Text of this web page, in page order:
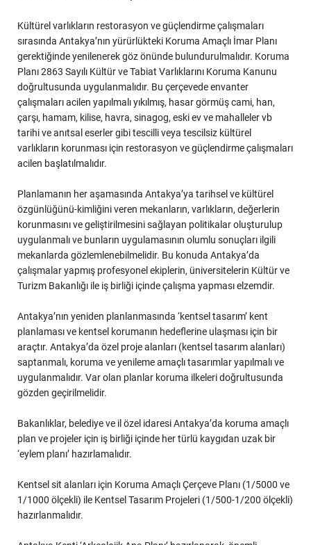
Kültürel varlıkların restorasyon ve güçlendirme çalışmaları
sırasında Antakya’nın yürürlükteki Koruma Amaçlı İmar Planı
gerektiğinde yenilenerek göz önünde bulundurulmalıdır. Koruma
Planı 2863 Sayılı Kültür ve Tabiat Varlıklarını Koruma Kanunu
doğrultusunda uygulanmalıdır. Bu çerçevede envanter
çalışmaları acilen yapılmalı yıkılmış, hasar görmüş cami, han,
çarşı, hamam, kilise, havra, sinagog, eski ev ve mahalleler vb
tarihi ve anıtsal eserler gibi tescilli veya tescilsiz kültürel
varlıkların korunması için restorasyon ve güçlendirme çalışmaları
acilen başlatılmalıdır.
Planlamanın her aşamasında Antakya’ya tarihsel ve kültürel
özgünlüğünü-kimliğini veren mekanların, varlıkların, değerlerin
korunmasını ve geliştirilmesini sağlayan politikalar oluşturulup
uygulanmalı ve bunların uygulamasının olumlu sonuçları ilgili
mekanlarda gözlemlenebilmelidir. Bu konuda Antakya’da
çalışmalar yapmış profesyonel ekiplerin, üniversitelerin Kültür ve
Turizm Bakanlığı ile iş birliği içinde çalışma yapması elzemdir.
Antakya’nın yeniden planlanmasında ‘kentsel tasarım’ kent
planlaması ve kentsel korumanın hedeflerine ulaşması için bir
araçtır. Antakya’da özel proje alanları (kentsel tasarım alanları)
saptanmalı, koruma ve yenileme amaçlı tasarımlar yapılmalı ve
uygulanmalıdır. Var olan planlar koruma ilkeleri doğrultusunda
gözden geçirilmelidir.
Bakanlıklar, belediye ve il özel idaresi Antakya’da koruma amaçlı
plan ve projeler için iş birliği içinde her türlü kaygıdan uzak bir
‘eylem planı’ hazırlamalıdır.
Kentsel sit alanları için Koruma Amaçlı Çerçeve Planı (1/5000 ve
1/1000 ölçekli) ile Kentsel Tasarım Projeleri (1/500-1/200 ölçekli)
hazırlanmalıdır.